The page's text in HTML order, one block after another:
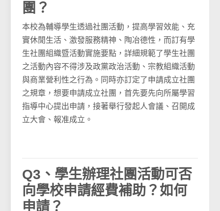
團？
本校為輔導學生透過社團活動，提高學習效能、充
實休閒生活、激發服務精神、陶冶德性，而訂有學
生社團組織暨活動實施要點，詳細規範了學生社團
之活動內容不得涉及政黨政治活動、宗教組織活動
與商業營利性之行為。同時亦訂定了申請成立社團
之規章，想要申請成立社團，首先要先向所屬學習
指導中心提出申請，接著舉行發起人會議、召開成
立大會、報准成立。
Q3、學生辦理社團活動可否
向學校申請經費補助？如何
申請？